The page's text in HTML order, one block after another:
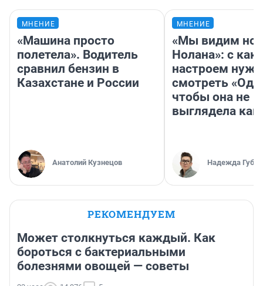
МНЕНИЕ
«Машина просто
полетела». Водитель
сравнил бензин в
Казахстане и России
Анатолий Кузнецов
МНЕНИЕ
«Мы видим
Нолана»: с
настроем
смотреть
чтобы она не
выглядела как
Надежда
РЕКОМЕНДУЕМ
Может столкнуться каждый. Как
бороться с бактериальными
болезнями овощей — советы